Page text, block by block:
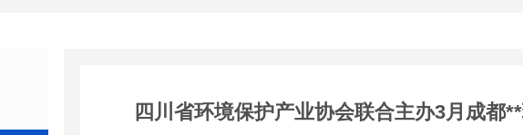
四川省环境保护产业协会联合主办3月成都